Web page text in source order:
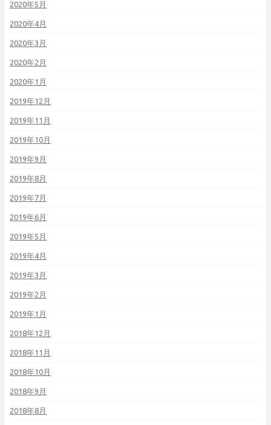
2020年5月
2020年4月
2020年3月
2020年2月
2020年1月
2019年12月
2019年11月
2019年10月
2019年9月
2019年8月
2019年7月
2019年6月
2019年5月
2019年4月
2019年3月
2019年2月
2019年1月
2018年12月
2018年11月
2018年10月
2018年9月
2018年8月